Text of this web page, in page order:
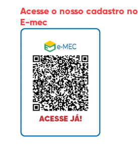
Acesse o nosso cadastro no
E-mec